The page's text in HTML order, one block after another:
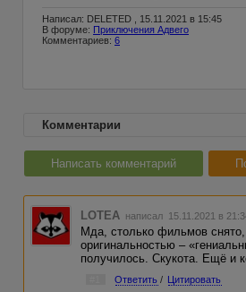
Написал: DELETED , 15.11.2021 в 15:45
В форуме: Приключения Адвего
Комментариев: 6
Комментарии
Написать комментарий
LOTEA написал 15.11.2021 в
Мда, столько фильмов
оригинальностью –
получилось. Скукота. Ещё и
Ответить / Цитировать